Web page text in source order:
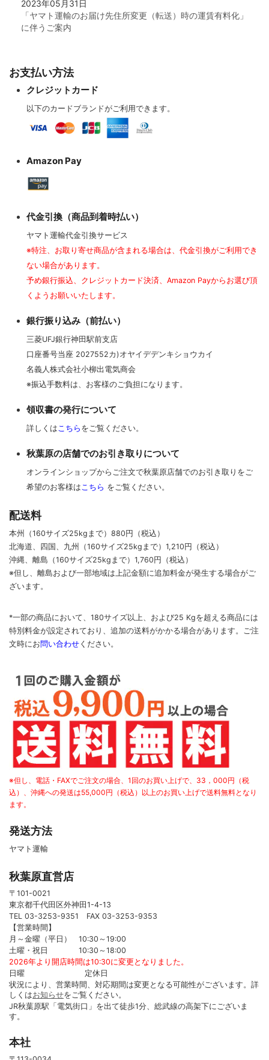
2023年05月31日
「ヤマト運輸のお届け先住所変更（転送）時の運賃有料化」
に伴うご案内
お支払い方法
クレジットカード
以下のカードブランドがご利用できます。
Amazon Pay
代金引換（商品到着時払い）
ヤマト運輸代金引換サービス
※特注、お取り寄せ商品が含まれる場合は、代金引換がご利用でき
ない場合があります。
予め銀行振込、クレジットカード決済、Amazon Payからお選び頂
くようお願いいたします。
銀行振り込み（前払い）
三菱UFJ銀行神田駅前支店
口座番号当座 2027552カ)オヤイデデンキショウカイ
名義人株式会社小柳出電気商会
※振込手数料は、お客様のご負担になります。
領収書の発行について
詳しくは こちら をご覧ください。
秋葉原の店舗でのお引き取りについて
オンラインショップからご注文で秋葉原店舗でのお引き取りをご
希望のお客様は こちら をご覧ください。
配送料
本州（160サイズ25kgまで）880円（税込）
北海道、四国、九州
（160サイズ25kgまで） 1,210円（税込）
沖縄、離島 （160サイズ25kgまで） 1,760円（税込）
※但し、離島および一部地域は上記金額に追加料金が発生する場合がご
ざいます。
*一部の商品において、180サイズ以上、および25 Kgを超える商品には
特別料金が設定されており、追加の送料がかかる場合があります。
ご注
文時に お問い合わせ ください。
※但し、電話・FAXでご注文の場合、1回のお買い上げで、33，000円（税
込）、沖縄への発送は55,000円（税込）以上のお買い上げで送料無料となり
ます。
発送方法
ヤマト運輸
秋葉原直営店
〒101-0021
東京都千代田区外神田1-4-13
TEL 03-3253-9351 FAX 03-3253-9353
【営業時間】
月～金曜（平日） 10:30～19:00
土曜・祝日 10:30～18:00
2026年より開店時間は10:30に変更となりました。
日曜 定休日
状況により、営業時間、対応期間は変更となる可能性がございます。詳
しくはお知らせをご覧ください。
JR秋葉原駅「電気街口」を出て徒歩1分、総武線の高架下にございま
す。
本社